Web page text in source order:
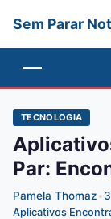
Sem Parar
TECNOLOGIA
Par:
Pamela Thomaz•
Aplicativos